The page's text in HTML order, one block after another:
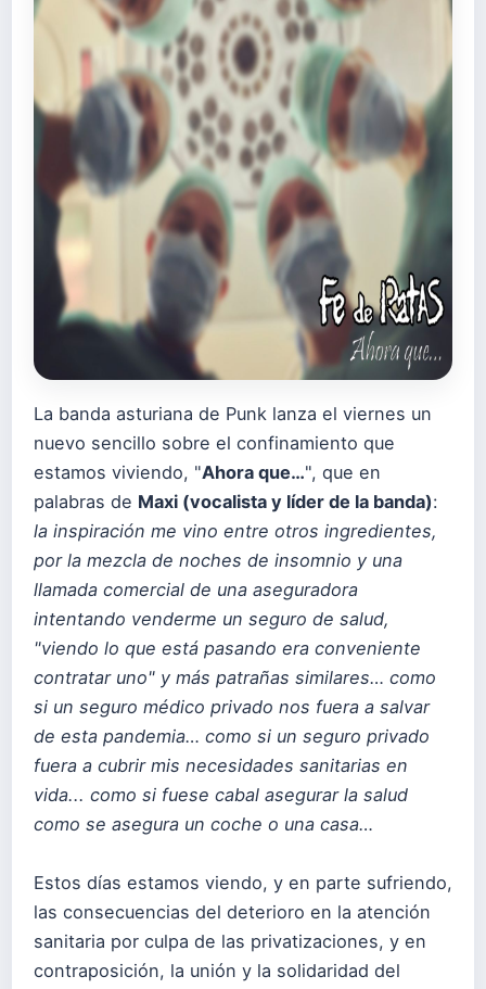
La banda asturiana de Punk lanza el viernes un
nuevo sencillo sobre el confinamiento que
estamos viviendo, "Ahora que…", que en
palabras de Maxi (vocalista y líder de la banda):
la inspiración me vino entre otros ingredientes,
por la mezcla de noches de insomnio y una
llamada comercial de una aseguradora
intentando venderme un seguro de salud,
"viendo lo que está pasando era conveniente
contratar uno" y más patrañas similares… como
si un seguro médico privado nos fuera a salvar
de esta pandemia… como si un seguro privado
fuera a cubrir mis necesidades sanitarias en
vida... como si fuese cabal asegurar la salud
como se asegura un coche o una casa…
Estos días estamos viendo, y en parte sufriendo,
las consecuencias del deterioro en la atención
sanitaria por culpa de las privatizaciones, y en
contraposición, la unión y la solidaridad del